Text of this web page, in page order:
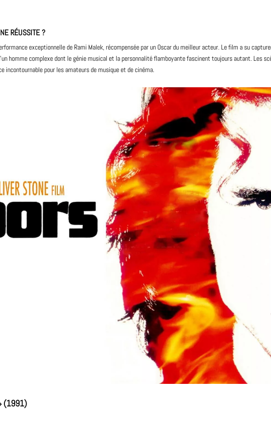
RÉUSSITE ?
exceptionnelle de Rami Malek, récompensée par un Oscar du meilleur acteur. Le film a su
homme complexe dont le génie musical et la personnalité flamboyante fascinent toujours autant. Les
incontournable pour les amateurs de musique et de cinéma.
(1991)